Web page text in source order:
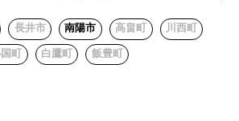
長井市 南陽市 高畠町 川西町
町 白鷹町 飯豊町